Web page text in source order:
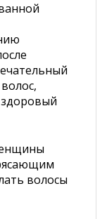
волосы